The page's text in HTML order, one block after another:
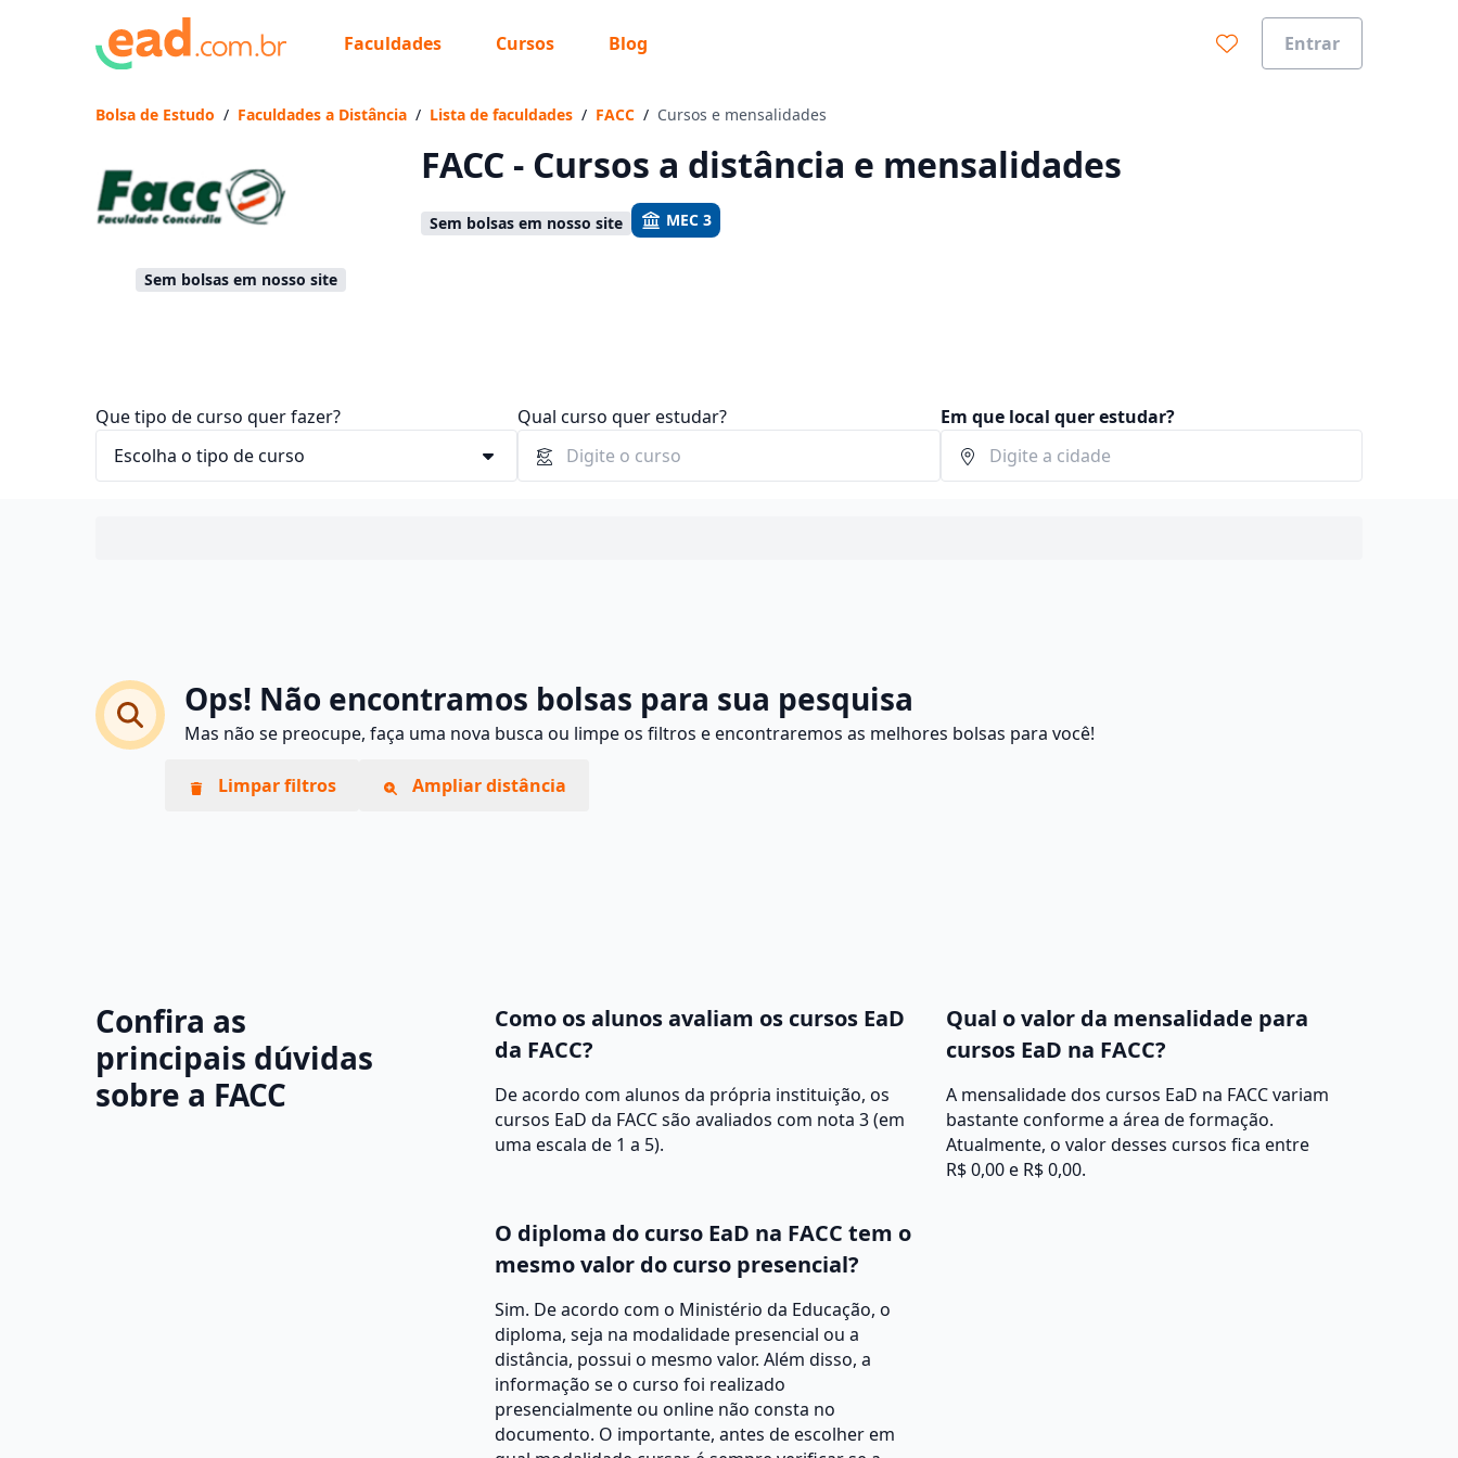
Faculdades Cursos Blog Entrar
Vamos te guiar no caminho ideal para seus estudos
Bolsa de Estudo / Faculdades a Distância / Lista de faculdades / FACC / Cursos e mensalidades
Sem bolsas em nosso site
FACC - Cursos a distância e mensalidades
Sem bolsas em nosso site MEC 3
Que tipo de curso quer fazer? Qual curso quer estudar? Em que local quer estudar?
Ops! Não encontramos bolsas para sua pesquisa
Mas não se preocupe, faça uma nova busca ou limpe os filtros e encontraremos as melhores bolsas para você!
Limpar filtros Ampliar distância
Confira as
principais dúvidas
sobre a FACC
Como os alunos avaliam os cursos EaD
da FACC?
De acordo com alunos da própria instituição, os
cursos EaD da FACC são avaliados com nota 3 (em
uma escala de 1 a 5).
Qual o valor da mensalidade para
cursos EaD na FACC?
A mensalidade dos cursos EaD na FACC variam
bastante conforme a área de formação.
Atualmente, o valor desses cursos fica entre
R$ 0,00 e R$ 0,00.
O diploma do curso EaD na FACC tem o
mesmo valor do curso presencial?
Sim. De acordo com o Ministério da Educação, o
diploma, seja na modalidade presencial ou a
distância, possui o mesmo valor. Além disso, a
informação se o curso foi realizado
presencialmente ou online não consta no
documento. O importante, antes de escolher em